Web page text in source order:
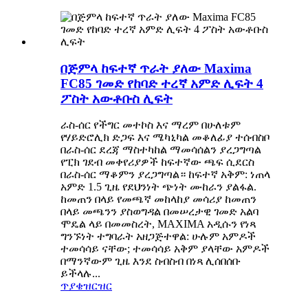
በጅምላ ከፍተኛ ጥራት ያለው Maxima
FC85 ገመድ የከባድ ተረኛ አምድ ሊፍት 4
ፖስት አውቶቡስ ሊፍት
ራስ-ሰር የችግር መተኮስ እና ማረም በሁለቱም
የሃይድሮሊክ ድጋፍ እና ሜካኒካል መቆለፊያ ተሰብስቦ
በራስ-ሰር ደረጃ ማስተካከል ማመሳሰልን ያረጋግጣል
የፒክ ገደብ መቀየሪያዎች ከፍተኛው ጫፍ ሲደርስ
በራስ-ሰር ማቆምን ያረጋግጣል። ከፍተኛ አቅም: ነጠላ
አምድ 1.5 ጊዜ የደህንነት ጭነት ሙከራን ያልፋል.
ከመጠን በላይ የመጫኛ መከላከያ መሳሪያ ከመጠን
በላይ መጫንን ያስወግዳል በመሠረታዊ ገመድ አልባ
ሞዴል ላይ በመመስረት, MAXIMA አዲሱን የነጻ
ግንኙነት ተግባራት አዘጋጅተዋል: ሁሉም አምዶች
ተመሳሳይ ናቸው; ተመሳሳይ አቅም ያላቸው አምዶች
በማንኛውም ጊዜ እንደ ስብስብ በነጻ ሊሰበሰቡ
ይችላሉ...
ጥያቄዝርዝር